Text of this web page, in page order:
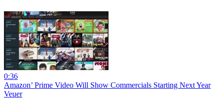
0:36
Amazon’ Prime Video Will Show Commercials Starting Next Year
Veuer